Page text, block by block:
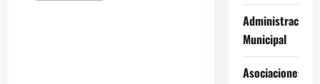
Galicia
Administración
Municipal
Asociaciones